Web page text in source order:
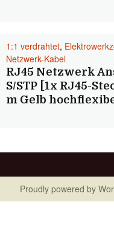
1:1 verdrahtet,
Netzwerk-Kabel
RJ45 Netzwerk
S/STP [1x RJ45-
m Gelb
Proudly powered by